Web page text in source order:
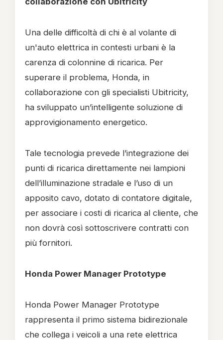
Una delle difficoltà di chi è al volante di
un'auto elettrica in contesti urbani è la
carenza di colonnine di ricarica. Per
superare il problema, Honda, in
collaborazione con gli specialisti Ubitricity,
ha sviluppato un’intelligente soluzione di
approvigionamento energetico.
Tale tecnologia prevede l’integrazione dei
punti di ricarica direttamente nei lampioni
dell’illuminazione stradale e l’uso di un
apposito cavo, dotato di contatore digitale,
per associare i costi di ricarica al cliente, che
non dovrà così sottoscrivere contratti con
più fornitori.
Honda Power Manager Prototype
Honda Power Manager Prototype
rappresenta il primo sistema bidirezionale
che collega i veicoli a una rete elettrica